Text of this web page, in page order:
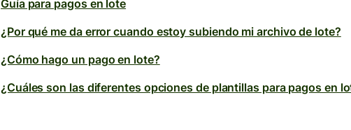
Guía para pagos en lote
¿Por qué me da error cuando estoy subiendo mi archivo de lote?
¿Cómo hago un pago en lote?
¿Cuáles son las diferentes opciones de plantillas para pagos en